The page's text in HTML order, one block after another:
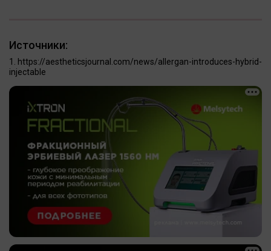
Источники:
https://aestheticsjournal.com/news/allergan-introduces-hybrid-
injectable